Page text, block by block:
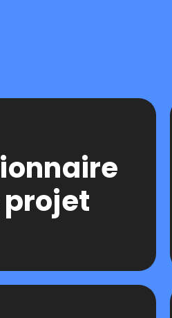
projet